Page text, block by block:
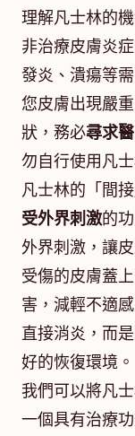
理解凡士林的
非治療皮膚炎
發炎、潰瘍等
您皮膚出現嚴
狀，務必尋求
勿自行使用凡
凡士林的「間
受外界刺激的
外界刺激，讓
受傷的皮膚蓋
害，減輕不適
直接消炎，而是
好的恢復環境。
我們可以將凡
一個具有治療